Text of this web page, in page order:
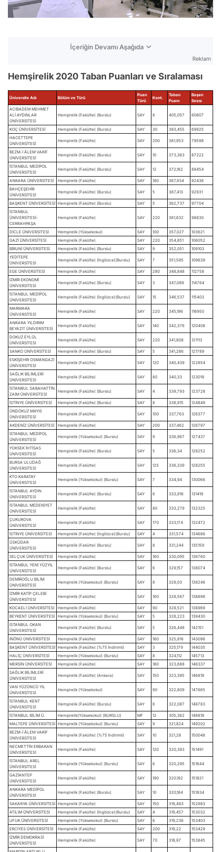
İçeriğin Devamı Aşağıda
Reklam
Hemşirelik 2020 Taban Puanları ve Sıralaması
Üniversite Adı Bölüm ve Türü
Puan
Türü
Kont.
Taban
Puanı
Başarı
Sırası
ACIBADEM MEHMET
ALİ AYDINLAR
ÜNİVERSİTESİ
Hemşirelik (Fakülte) (Burslu) SAY 8 405,057 60807
KOÇ ÜNİVERSİTESİ Hemşirelik (Fakülte) (Burslu) SAY 30 393,455
69925
HACETTEPE
ÜNİVERSİTESİ
Hemşirelik (Fakülte) SAY 200 381,953 79598
BEZM-İ ÂLEM VAKIF
ÜNİVERSİTESİ
Hemşirelik (Fakülte) (Burslu) SAY 10 373,363 87222
İSTANBUL MEDİPOL
ÜNİVERSİTESİ
Hemşirelik (Fakülte) (Burslu) SAY 12 372,162 88454
ANKARA ÜNİVERSİTESİ Hemşirelik (Fakülte) SAY 180 367,934
92436
BAHÇEŞEHİR
ÜNİVERSİTESİ
Hemşirelik (Fakülte) (Burslu) SAY 5 367,413 92931
BAŞKENT ÜNİVERSİTESİ Hemşirelik (Fakülte) (Burslu) SAY 5 362,737
97704
İSTANBUL
ÜNİVERSİTESİ-
CERRAHPAŞA
Hemşirelik (Fakülte) SAY 220 361,632 98830
DİCLE ÜNİVERSİTESİ Hemşirelik (Yüksekokul) SAY 100 357,027
103621
GAZİ ÜNİVERSİTESİ
Hemşirelik (Fakülte) SAY 220 354,851
106052
BİRUNİ ÜNİVERSİTESİ
Hemşirelik (Fakülte) (Burslu) SAY 9 352,051
109103
YEDİTEPE
ÜNİVERSİTESİ
Hemşirelik (Fakülte) (İngilizce)(Burslu) SAY 7 351,595 109639
EGE ÜNİVERSİTESİ Hemşirelik (Fakülte) SAY 280 348,848
112758
İZMİR EKONOMİ
ÜNİVERSİTESİ
Hemşirelik (Fakülte) (Burslu) SAY 3 347,089 114764
İSTANBUL MEDİPOL
ÜNİVERSİTESİ
Hemşirelik (Fakülte) (İngilizce)(Burslu) SAY 15 346,537 115403
MARMARA
ÜNİVERSİTESİ
Hemşirelik (Fakülte) SAY 220 345,196 116950
ANKARA YILDIRIM
BEYAZIT ÜNİVERSİTESİ
Hemşirelik (Fakülte) SAY 140 342,376 120408
DOKUZ EYLÜL
ÜNİVERSİTESİ
Hemşirelik (Fakülte) SAY 220 341,808 121113
SANKO ÜNİVERSİTESİ Hemşirelik (Fakülte) (Burslu) SAY 5 341,286
121789
ESKİŞEHİR OSMANGAZİ
ÜNİVERSİTESİ
Hemşirelik (Fakülte) SAY 120 340,439 122854
SAĞLIK BİLİMLERİ
ÜNİVERSİTESİ
Hemşirelik (Fakülte) SAY 80 340,33 123019
İSTANBUL SABAHATTİN
ZAİM ÜNİVERSİTESİ
Hemşirelik (Fakülte) (Burslu) SAY 4 339,793 123728
İSTİNYE ÜNİVERSİTESİ Hemşirelik (Fakülte) (Burslu) SAY 8 338,915
124849
ONDOKUZ MAYIS
ÜNİVERSİTESİ
Hemşirelik (Fakülte) SAY 100 337,763 126377
AKDENİZ ÜNİVERSİTESİ Hemşirelik (Fakülte) SAY 200 337,462
126797
İSTANBUL MEDİPOL
ÜNİVERSİTESİ
Hemşirelik (Yüksekokul) (Burslu) SAY 9 336,967 127437
YÜKSEK İHTİSAS
ÜNİVERSİTESİ
Hemşirelik (Fakülte) (Burslu) SAY 5 336,34 128252
BURSA ULUDAĞ
ÜNİVERSİTESİ
Hemşirelik (Fakülte) SAY 125 336,339 128255
KTO KARATAY
ÜNİVERSİTESİ
Hemşirelik (Yüksekokul) (Burslu) SAY 7 334,94 130066
İSTANBUL AYDIN
ÜNİVERSİTESİ
Hemşirelik (Fakülte) (Burslu) SAY 6 333,916 131419
İSTANBUL MEDENİYET
ÜNİVERSİTESİ
Hemşirelik (Fakülte) SAY 80 333,279 132325
ÇUKUROVA
ÜNİVERSİTESİ
Hemşirelik (Fakülte) SAY 170 333,174 132472
İSTİNYE ÜNİVERSİTESİ Hemşirelik (Fakülte) (İngilizce)(Burslu) SAY 4 331,574
134686
ÜSKÜDAR
ÜNİVERSİTESİ
Hemşirelik (Fakülte) (Burslu) SAY 8 331,244 135159
SELÇUK ÜNİVERSİTESİ Hemşirelik (Fakülte) SAY 160 330,095
136760
İSTANBUL YENİ YÜZYIL
ÜNİVERSİTESİ
Hemşirelik (Fakülte) (Burslu) SAY 6 329,157 138074
DEMİROĞLU BİLİM
ÜNİVERSİTESİ
Hemşirelik (Yüksekokul) (Burslu) SAY 8 329,03 138246
İZMİR KATİP ÇELEBİ
ÜNİVERSİTESİ
Hemşirelik (Fakülte) SAY 160 328,567 138896
KOCAELİ ÜNİVERSİTESİ Hemşirelik (Fakülte) SAY 90 328,521
138969
BEYKENT ÜNİVERSİTESİ
Hemşirelik (Yüksekokul) (Burslu) SAY 5 328,223
139430
İSTANBUL OKAN
ÜNİVERSİTESİ
Hemşirelik (Fakülte) (Burslu) SAY 5 326,448 142151
İNÖNÜ ÜNİVERSİTESİ Hemşirelik (Fakülte) SAY 160 325,816
143096
BAŞKENT ÜNİVERSİTESİ
Hemşirelik (Fakülte) (%75 İndirimli) SAY 3 325,179
144035
HALİÇ ÜNİVERSİTESİ
Hemşirelik (Yüksekokul) (Burslu) SAY 8 324,112
145713
MERSİN ÜNİVERSİTESİ
Hemşirelik (Fakülte) SAY 180 323,688
146337
SAĞLIK BİLİMLERİ
ÜNİVERSİTESİ
Hemşirelik (Fakülte) (Ankara) SAY 150 323,395 146819
VAN YÜZÜNCÜ YIL
ÜNİVERSİTESİ
Hemşirelik (Yüksekokul) SAY 90 322,809 147665
İSTANBUL KENT
ÜNİVERSİTESİ
Hemşirelik (Fakülte) (Burslu) SAY 6 322,087 148783
İSTANBUL BİLİM Ü. Hemşirelik(Yüksekokul) (BURSLU) MF 12 305,362
148819
MALTEPE ÜNİVERSİTESİ
Hemşirelik (Yüksekokul) (Burslu) SAY 9 321,824
149202
BEZM-İ ÂLEM VAKIF
ÜNİVERSİTESİ
Hemşirelik (Fakülte) (%75 İndirimli) SAY 10 321,28 150048
NECMETTİN ERBAKAN
ÜNİVERSİTESİ
Hemşirelik (Fakülte) SAY 120 320,393 151491
İSTANBUL AREL
ÜNİVERSİTESİ
Hemşirelik (Yüksekokul) (Burslu) SAY 6 320,295 151644
GAZİANTEP
ÜNİVERSİTESİ
Hemşirelik (Fakülte) SAY 190 320,192 151821
ANKARA MEDİPOL
ÜNİVERSİTESİ
Hemşirelik (Fakülte) (Burslu) SAY 10 320,184 151834
SAKARYA ÜNİVERSİTESİ Hemşirelik (Fakülte) SAY 150 319,493
152983
ATILIM ÜNİVERSİTESİ
Hemşirelik (Fakülte) (İngilizce)(Burslu) SAY 4 319,457
153032
UFUK ÜNİVERSİTESİ
Hemşirelik (Yüksekokul) (Burslu) SAY 6 319,236
153403
ERCİYES ÜNİVERSİTESİ
Hemşirelik (Fakülte) SAY 200 319,22
153429
İZMİR DEMOKRASİ
ÜNİVERSİTESİ
Hemşirelik (Fakülte) SAY 70 318,97 153845